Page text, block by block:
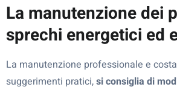
La manutenzione dei
sprechi energetici ed
La manutenzione professionale e
suggerimenti pratici,si consiglia di